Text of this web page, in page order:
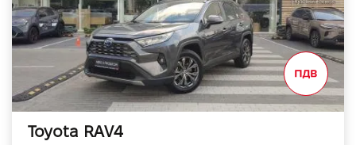
Toyota RAV4